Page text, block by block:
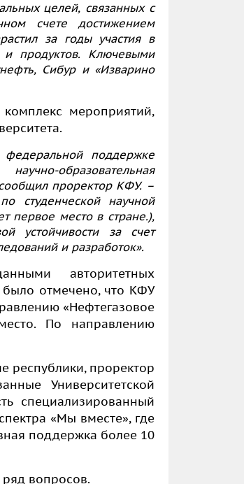
целей, связанных с
счете достижением
за годы участия в
и продуктов. Ключевыми
Сибур и «Изварино
мероприятий,
федеральной поддержке
образовательная
проректор КФУ. –
студенческой научной
первое место в стране.),
устойчивости за счет
и разработок».
авторитетных
отмечено, что КФУ
«Нефтегазовое
По направлению
республики, проректор
Университетской
специализированный
«Мы вместе», где
поддержка более 10
вопросов.